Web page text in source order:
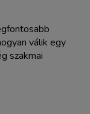
válik egy
szakmai